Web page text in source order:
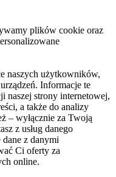
plików cookie oraz
naszych użytkowników,
Informacje te
naszej strony internetowej,
a także do analizy
– wyłącznie za Twoją
z usług danego
z danymi
Ci oferty za
online.